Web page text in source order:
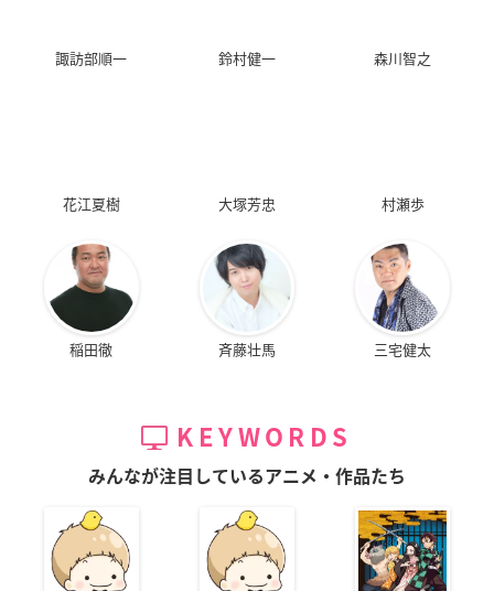
諏訪部順一 鈴村健一 森川智之
花江夏樹 大塚芳忠 村瀬歩
稲田徹 斉藤壮馬 三宅健太
KEYWORDS
みんなが注目しているアニメ・作品たち